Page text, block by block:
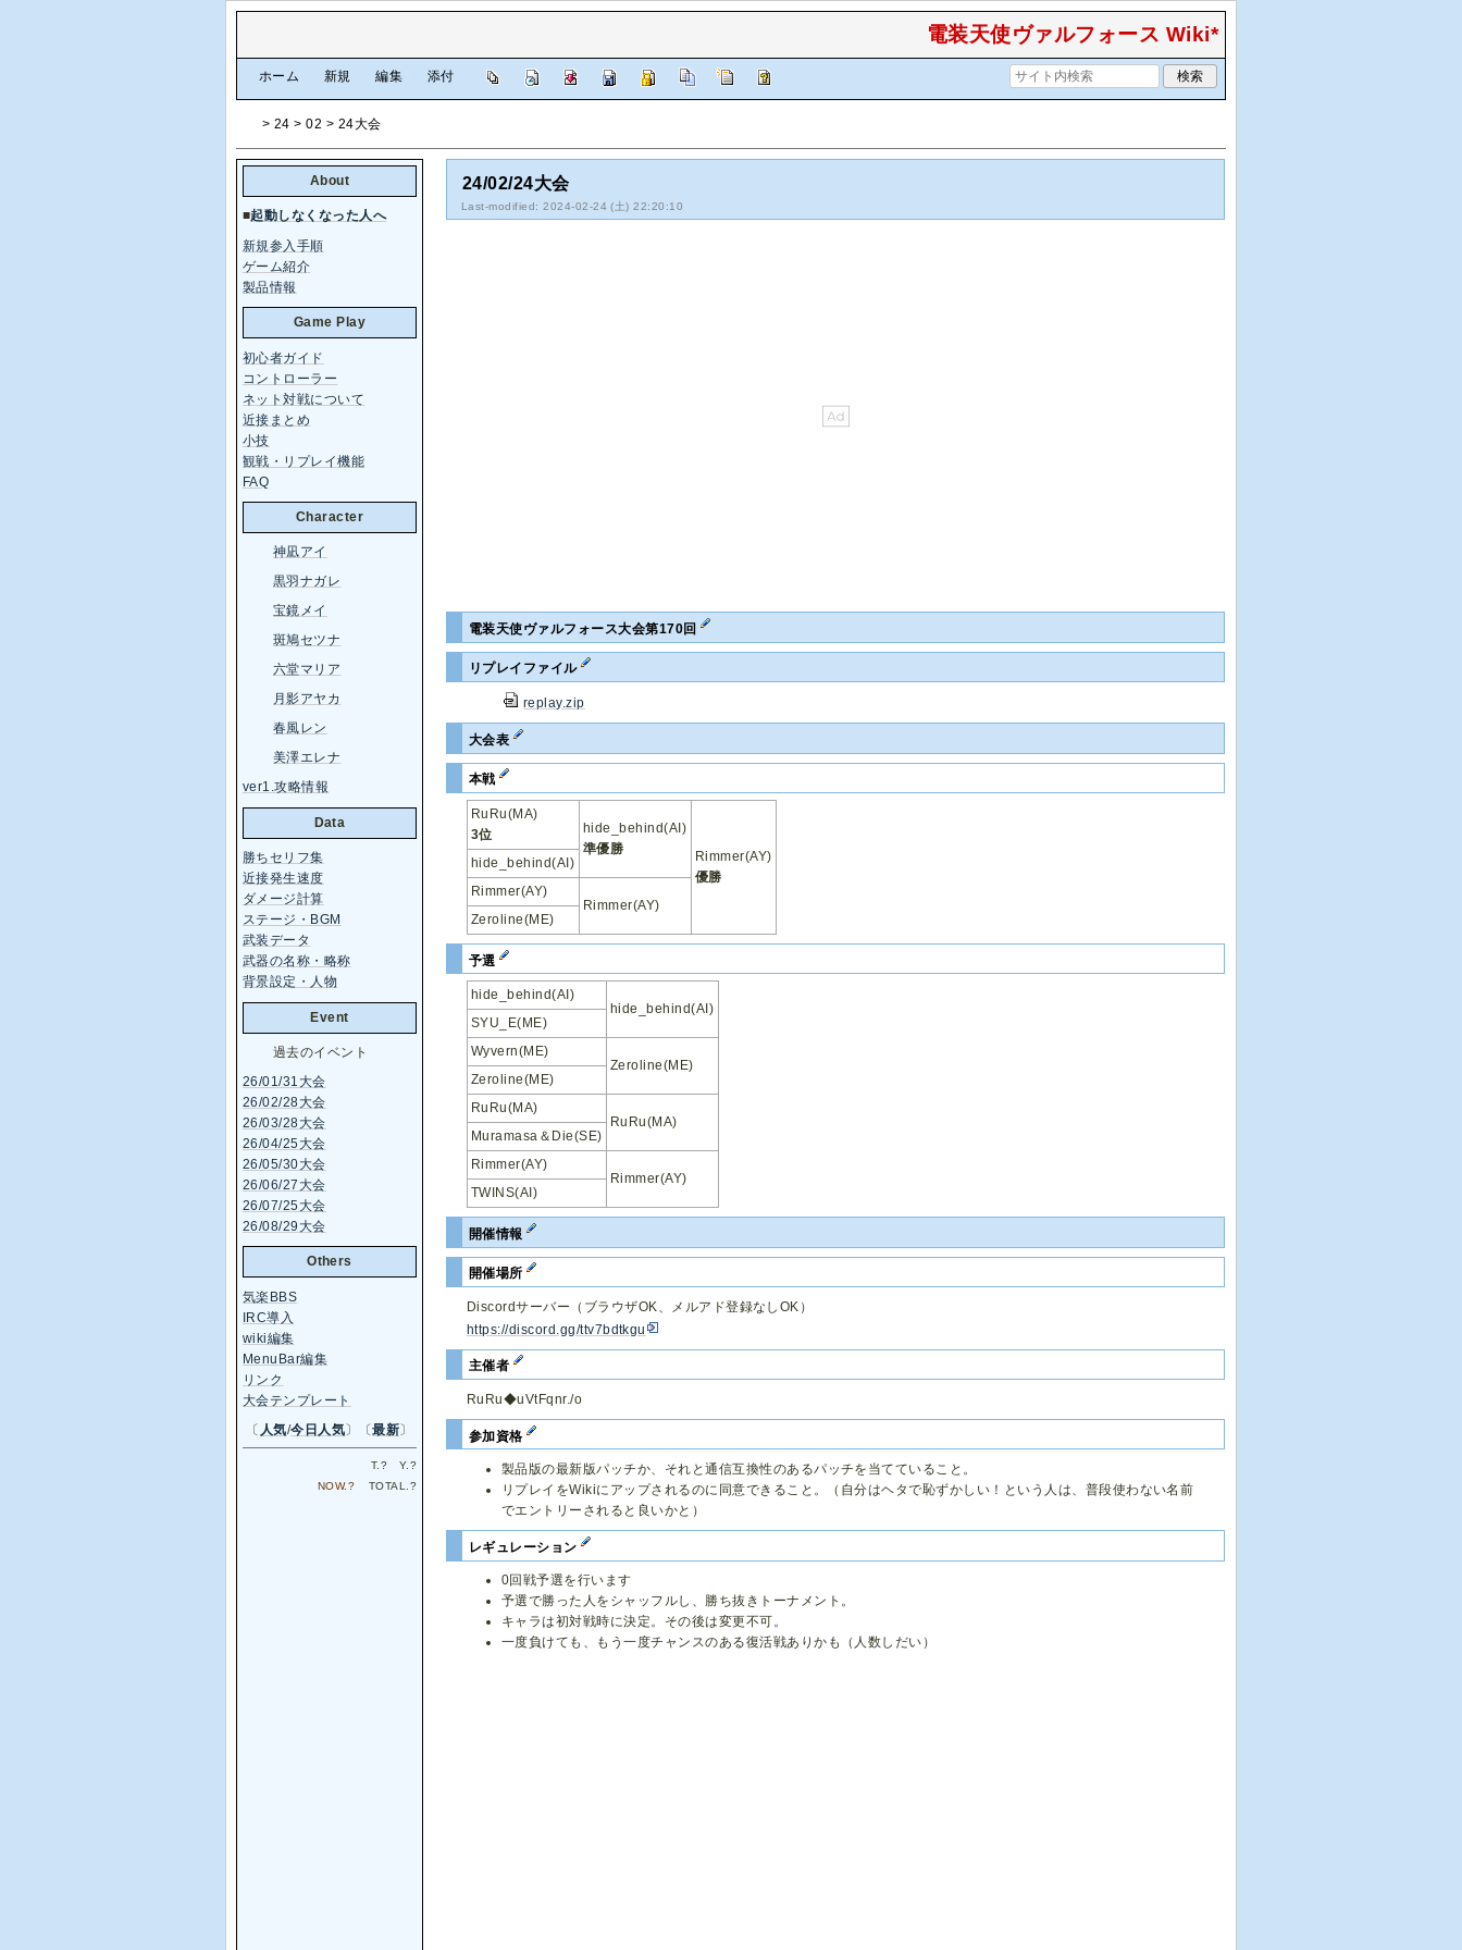
電装天使ヴァルフォース Wiki*
ホーム 新規 編集 添付
> 24 > 02 > 24大会
24/02/24大会
Last-modified: 2024-02-24 (土) 22:20:10
電装天使ヴァルフォース大会第170回
リプレイファイル
replay.zip
大会表
本戦
RuRu(MA)
3位
hide_behind(AI)
準優勝
Rimmer(AY)
優勝
hide_behind(AI)
Rimmer(AY)
Rimmer(AY)
Zeroline(ME)
予選
hide_behind(AI)
hide_behind(AI)
SYU_E(ME)
Wyvern(ME)
Zeroline(ME)
Zeroline(ME)
RuRu(MA)
RuRu(MA)
Muramasa＆Die(SE)
Rimmer(AY)
Rimmer(AY)
TWINS(AI)
開催情報
開催場所
Discordサーバー（ブラウザOK、メルアド登録なしOK）
https://discord.gg/ttv7bdtkgu
主催者
RuRu◆uVtFqnr./o
参加資格
製品版の最新版パッチか、それと通信互換性のあるパッチを当てていること。
リプレイをWikiにアップされるのに同意できること。（自分はヘタで恥ずかしい！という人は、普段使わない名前
でエントリーされると良いかと）
レギュレーション
0回戦予選を行います
予選で勝った人をシャッフルし、勝ち抜きトーナメント。
キャラは初対戦時に決定。その後は変更不可。
一度負けても、もう一度チャンスのある復活戦ありかも（人数しだい）
About
■起動しなくなった人へ
新規参入手順
ゲーム紹介
製品情報
Game Play
初心者ガイド
コントローラー
ネット対戦について
近接まとめ
小技
観戦・リプレイ機能
FAQ
Character
神凪アイ
黒羽ナガレ
宝鏡メイ
斑鳩セツナ
六堂マリア
月影アヤカ
春風レン
美澤エレナ
ver1.攻略情報
Data
勝ちセリフ集
近接発生速度
ダメージ計算
ステージ・BGM
武装データ
武器の名称・略称
背景設定・人物
Event
過去のイベント
26/01/31大会
26/02/28大会
26/03/28大会
26/04/25大会
26/05/30大会
26/06/27大会
26/07/25大会
26/08/29大会
Others
気楽BBS
IRC導入
wiki編集
MenuBar編集
リンク
大会テンプレート
〔 人気/今日人気〕〔最新〕
T. ? Y. ?
NOW.? TOTAL. ?